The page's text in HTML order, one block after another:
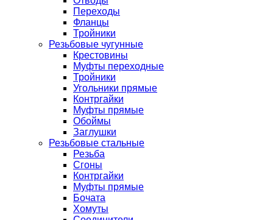
Переходы
Фланцы
Тройники
Резьбовые чугунные
Крестовины
Муфты переходные
Тройники
Угольники прямые
Контргайки
Муфты прямые
Обоймы
Заглушки
Резьбовые стальные
Резьба
Сгоны
Контргайки
Муфты прямые
Бочата
Хомуты